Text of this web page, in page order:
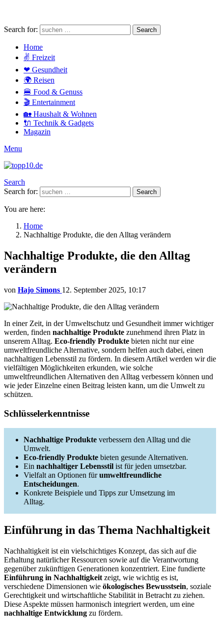
Search for: Search
Home
✌ Freizeit
❤ Gesundheit
🌍 Reisen
🍔 Food & Genuss
🎬 Entertainment
🏡 Haushalt & Wohnen
🔌 Technik & Gadgets
Magazin
Menu
Search
Search for:
Search
You are here:
Home
Nachhaltige Produkte, die den Alltag verändern
Nachhaltige Produkte, die den Alltag
verändern
von Hajo Simons 12. September 2025, 10:17
In einer Zeit, in der Umweltschutz und Gesundheit immer wichtiger
werden, finden nachhaltige Produkte zunehmend ihren Platz in
unserem Alltag. Eco-friendly Produkte bieten nicht nur eine
umweltfreundliche Alternative, sondern helfen auch dabei, einen
nachhaltigen Lebensstil zu fördern. In diesem Artikel werden wir die
vielfältigen Möglichkeiten erkunden, wie solche
umweltfreundlichen Alternativen den Alltag verbessern können und
wie jeder Einzelne einen Beitrag leisten kann, um die Umwelt zu
schützen.
Schlüsselerkenntnisse
Nachhaltige Produkte verbessern den Alltag und die
Umwelt.
Eco-friendly Produkte bieten gesunde Alternativen.
Ein nachhaltiger Lebensstil ist für jeden umsetzbar.
Vielfalt an Optionen fürumweltfreundliche
Entscheidungen.
Konkrete Beispiele und Tipps zur Umsetzung im
Alltag.
Einführung in das Thema Nachhaltigkeit
Nachhaltigkeit ist ein vielschichtiges Konzept, das sich auf die
Erhaltung natürlicher Ressourcen sowie auf die Verantwortung
gegenüber zukünftigen Generationen konzentriert. Eine fundierte
Einführung in Nachhaltigkeit zeigt, wie wichtig es ist,
verschiedene Dimensionen wie ökologisches Bewusstsein, soziale
Gerechtigkeit und wirtschaftliche Stabilität in Betracht zu ziehen.
Diese Aspekte müssen harmonisch integriert werden, um eine
nachhaltige Entwicklung zu fördern.